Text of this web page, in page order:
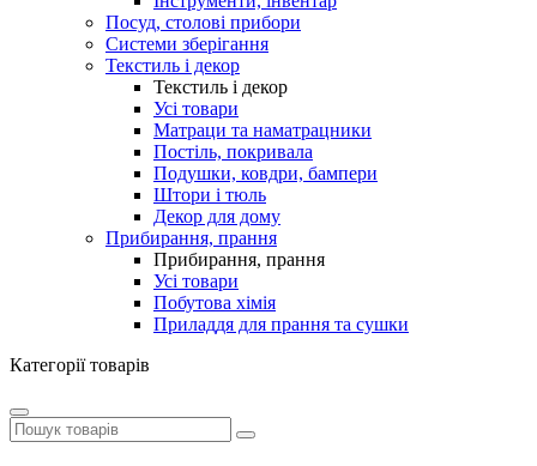
Посуд, столові прибори
Системи зберігання
Текстиль і декор
Текстиль і декор
Усі товари
Матраци та наматрацники
Постіль, покривала
Подушки, ковдри, бампери
Штори і тюль
Декор для дому
Прибирання, прання
Прибирання, прання
Усі товари
Побутова хімія
Приладдя для прання та сушки
Категорії товарів